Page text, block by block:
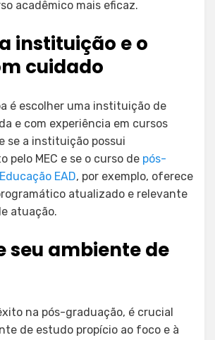
acadêmico mais eficaz.
instituição e o
cuidado
é escolher uma instituição de
e com experiência em cursos
se a instituição possui
pelo MEC e se o curso de pós-
EAD, por exemplo, oferece
atualizado e relevante
atuação.
seu ambiente de
na pós-graduação, é crucial
de estudo propício ao foco e à